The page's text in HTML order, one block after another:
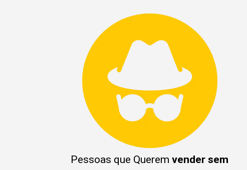
Pessoas que Queremvender sem